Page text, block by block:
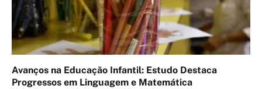
Avanços na Educação Infantil: Estudo Destaca
Progressos em Linguagem e Matemática